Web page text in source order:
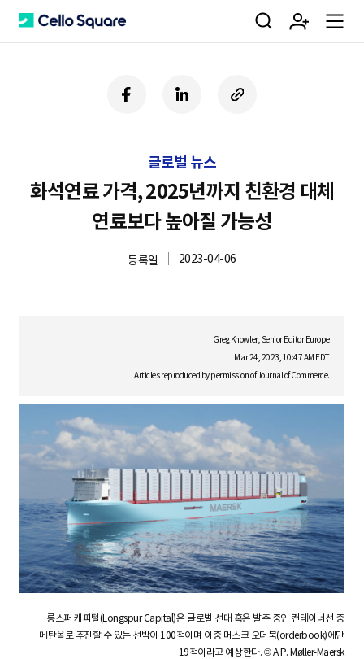
C
u
a
검 회 m
페
이
크
U
R
하
기
글로벌 뉴스
화석연료 가격, 2025년까지 친환경 대체
연료보다 높아질 가능성
등록일 2023-04-06
Greg Knowler, Senior Editor Europe
Mar 24, 2023, 10:47 AM EDT
Articles reproduced by permission of Journal of Commerce.
롱스퍼 캐피털(Longspur Capital)은 글로벌 선대 혹은 발주 중인 컨테이너선 중
메탄올로 추진할 수 있는 선박이 100척이며 이중 머스크 오더북(orderbook)에만
19척이라고 예상한다. © A.P. Møller-Maersk